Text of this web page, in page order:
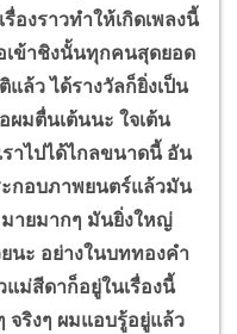
งราวทำให้เกิดเพลงนี้
ข้าชิงนั้นทุกคนสุดยอด
แล้ว ได้รางวัลก็ยิ่งเป็น
มตื่นเต้นนะ ใจเต้น
ราไปได้ไกลขนาดนี้ อัน
ะกอบภาพยนตร์แล้วมัน
ายมากๆ มันยิ่งใหญ่
นะ อย่างในบททองคำ
แม่สีดาก็อยู่ในเรื่องนี้
จริงๆ ผมแอบรู้อยู่แล้ว